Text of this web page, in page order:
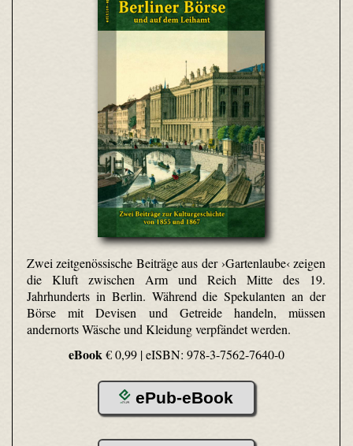
Zwei zeitgenössische Beiträge aus der ›Gartenlaube‹ zeigen
die Kluft zwischen Arm und Reich Mitte des 19.
Jahrhunderts in Berlin. Während die Spekulanten an der
Börse mit Devisen und Getreide handeln, müssen
andernorts Wäsche und Kleidung verpfändet werden.
eBook € 0,99 |eISBN: 978-3-7562-7640-0
ePub-eBook